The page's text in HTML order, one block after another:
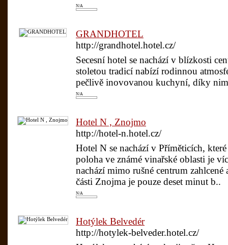
N/A
GRANDHOTEL
http://grandhotel.hotel.cz/
Secesní hotel se nachází v blízkosti
stoletou tradicí nabízí rodinnou
pečlivě inovovanou kuchyní, díky
N/A
Hotel N , Znojmo
http://hotel-n.hotel.cz/
Hotel N se nachází v Příměticích,
poloha ve známé vinařské oblasti je
nachází mimo rušné centrum
části Znojma je pouze deset minut b..
N/A
Hotýlek Belvedér
http://hotylek-belveder.hotel.cz/